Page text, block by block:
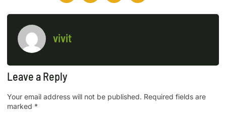
vivit
Leave a Reply
Your email address will not be published. Required fields are
marked *